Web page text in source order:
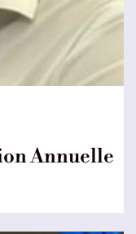
Annuelle